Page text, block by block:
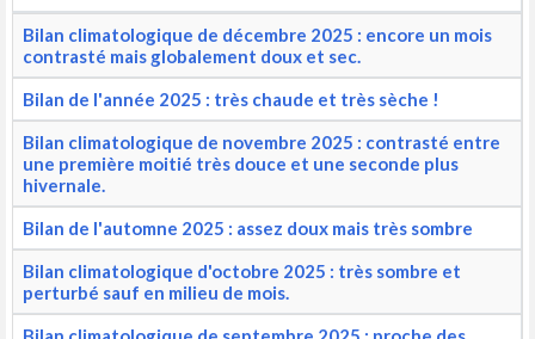
Bilan climatologique de décembre 2025 : encore un mois
contrasté mais globalement doux et sec.
Bilan de l'année 2025 : très chaude et très sèche !
Bilan climatologique de novembre 2025 : contrasté entre
une première moitié très douce et une seconde plus
hivernale.
Bilan de l'automne 2025 : assez doux mais très sombre
Bilan climatologique d'octobre 2025 : très sombre et
perturbé sauf en milieu de mois.